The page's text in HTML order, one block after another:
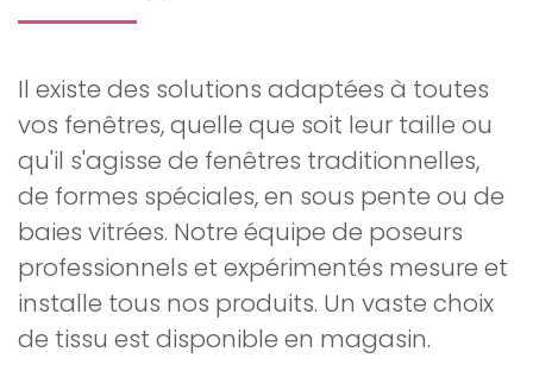
Il existe des solutions adaptées à toutes
vos fenêtres, quelle que soit leur taille ou
qu'il s'agisse de fenêtres traditionnelles,
de formes spéciales, en sous pente ou de
baies vitrées. Notre équipe de poseurs
professionnels et expérimentés mesure et
installe tous nos produits. Un vaste choix
de tissu est disponible en magasin.